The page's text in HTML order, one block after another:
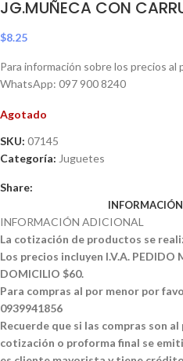
JG.MUÑECA CON
$8.25
Para información sobre los precios al
WhatsApp: 097 900 8240
Agotado
SKU: 07145
Categoría: Juguetes
Share:
INFORMACIÓN ADICIONAL
La cotización de productos se
Los precios incluyen I.V.A. PEDIDO
DOMICILIO $60.
Para compras al por menor por
0939941856
Recuerde que si las compras son
cotización o proforma final se